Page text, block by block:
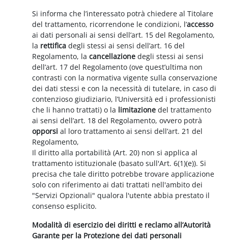
Si informa che l’interessato potrà chiedere al Titolare
del trattamento, ricorrendone le condizioni, l’accesso
ai dati personali ai sensi dell’art. 15 del Regolamento,
la rettificadegli stessi ai sensi dell’art. 16 del
Regolamento, lacancellazione degli stessi ai sensi
dell’art. 17 del Regolamento (ove quest’ultima non
contrasti con la normativa vigente sulla conservazione
dei dati stessi e con la necessità di tutelare, in caso di
contenzioso giudiziario, l’Università ed i professionisti
che li hanno trattati) o la limitazione del trattamento
ai sensi dell’art. 18 del Regolamento, ovvero potrà
opporsi al loro trattamento ai sensi dell’art. 21 del
Regolamento,
Il diritto alla portabilità (Art. 20) non si applica al
trattamento istituzionale (basato sull'Art. 6(1)(e)). Si
precisa che tale diritto potrebbe trovare applicazione
solo con riferimento ai dati trattati nell'ambito dei
"Servizi Opzionali" qualora l'utente abbia prestato il
consenso esplicito.
Modalità di esercizio dei diritti e reclamo all’Autorità
Garante per la Protezione dei dati personali